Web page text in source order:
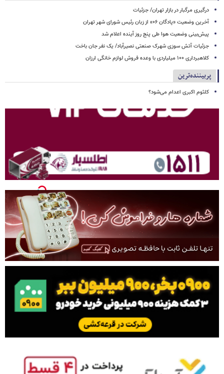
درگیری مرگبار در بازار تهران/ جزئیات
آخرین وضعیت «پادگان ۰۶» از زبان رئیس شورای شهر تهران
پیش‌بینی وضعیت هوا طی پنج روز آینده اعلام شد
جزئیات آتش سوزی شهرک صنعتی نصیرآباد/ یک نفر جان باخت
کلاهبرداری ۱۰۰ میلیاردی با وعده فروش لوازم خانگی ارزان
پربیننده‌ترین
کلثوم اکبری اعدام می‌شود؟